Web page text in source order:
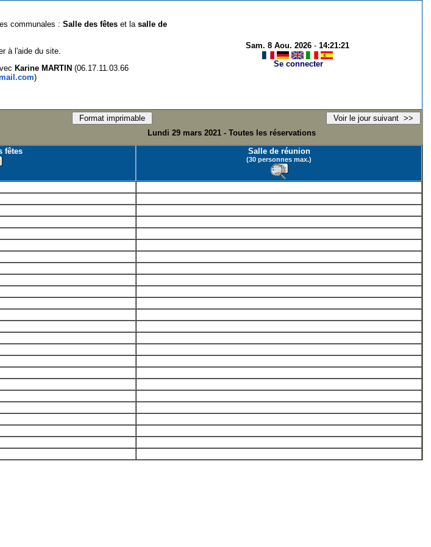
communales :Salle des fêtes et lasalle de
à l'aide du site.
Karine MARTIN (06.17.11.03.66
)
Sam. 8 Aou. 2026- 14:21:21
Se connecter
Lundi 29 mars 2021 - Toutes les réservations
fêtes Salle de réunion
(30 personnes max.)